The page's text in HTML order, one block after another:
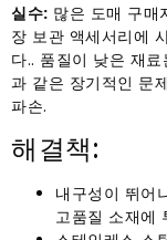
실수: 많은 도매 구매
장 보관 액세서리에
다.. 품질이 낮은 재
과 같은 장기적인 문
파손.
해결책:
내구성이 뛰어
고품질 소재에